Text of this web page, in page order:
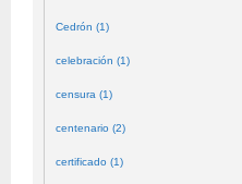
Cedrón (1)
celebración (1)
censura (1)
centenario (2)
certificado (1)